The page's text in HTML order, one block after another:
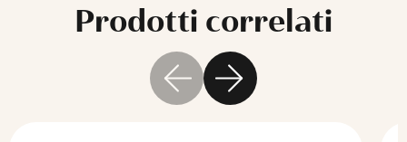
Prodotti correlati